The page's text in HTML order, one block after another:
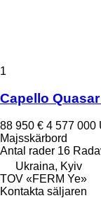
1
Capello Quasar
88 950 € 4 577 000
Majsskärbord
Antal rader 16
Ukraina, Kyiv
TOV «FERM Ye»
Kontakta säljaren